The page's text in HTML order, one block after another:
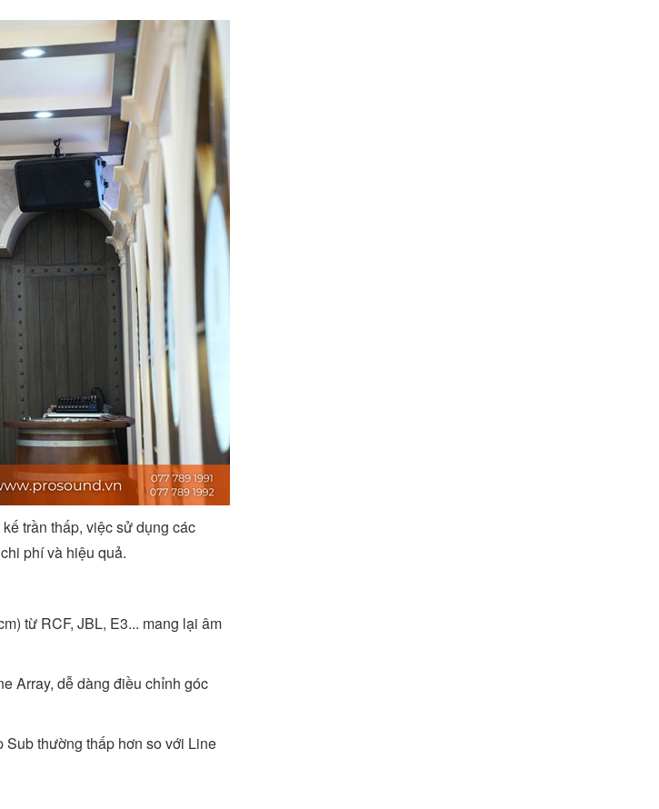
trần thấp, việc sử dụng các
phí và hiệu quả.
từ RCF, JBL, E3... mang lại âm
Array, dễ dàng điều chỉnh góc
thường thấp hơn so với Line